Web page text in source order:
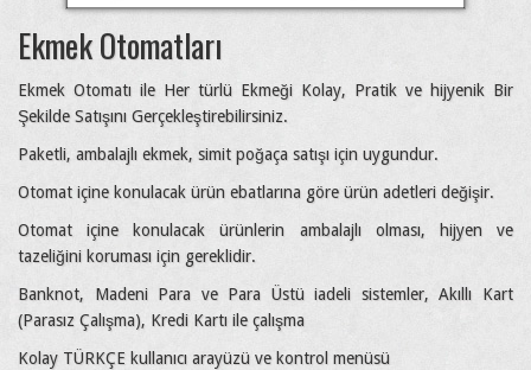
Ekmek Otomatları
Ekmek Otomatı ile Her türlü Ekmeği Kolay, Pratik ve hijyenik Bir
Şekilde Satışını Gerçekleştirebilirsiniz.
Paketli, ambalajlı ekmek, simit poğaça satışı için uygundur.
Otomat içine konulacak ürün ebatlarına göre ürün adetleri değişir.
Otomat içine konulacak ürünlerin ambalajlı olması, hijyen ve
tazeliğini koruması için gereklidir.
Banknot, Madeni Para ve Para Üstü iadeli sistemler, Akıllı Kart
(Parasız Çalışma), Kredi Kartı ile çalışma
Kolay TÜRKÇE kullanıcı arayüzü ve kontrol menüsü